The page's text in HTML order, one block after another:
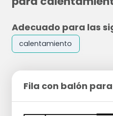
Adecuado para las
calentamiento
Fila con balón